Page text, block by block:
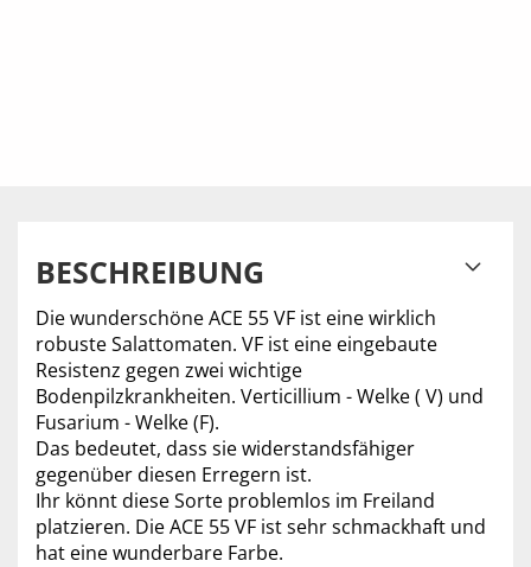
BESCHREIBUNG
Die wunderschöne ACE 55 VF ist eine wirklich
robuste Salattomaten. VF ist eine eingebaute
Resistenz gegen zwei wichtige
Bodenpilzkrankheiten. Verticillium - Welke ( V) und
Fusarium - Welke (F).
Das bedeutet, dass sie widerstandsfähiger
gegenüber diesen Erregern ist.
Ihr könnt diese Sorte problemlos im Freiland
platzieren. Die ACE 55 VF ist sehr schmackhaft und
hat eine wunderbare Farbe.